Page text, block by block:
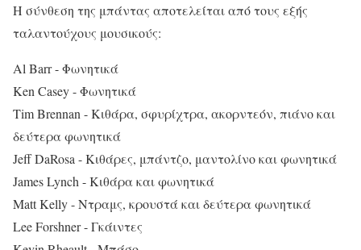
Η σύνθεση της μπάντας αποτελείται από τους εξής
ταλαντούχους μουσικούς:
Al Barr - Φωνητικά
Ken Casey - Φωνητικά
Tim Brennan - Κιθάρα, σφυρίχτρα, ακορντεόν, πιάνο και
δεύτερα φωνητικά
Jeff DaRosa - Κιθάρες, μπάντζο, μαντολίνο και φωνητικά
James Lynch - Κιθάρα και φωνητικά
Matt Kelly - Ντραμς, κρουστά και δεύτερα φωνητικά
Lee Forshner - Γκάιντες